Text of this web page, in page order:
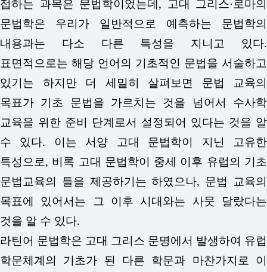
접하는 과목은 문법학이었는데, 고대 그리스·로마의
문법학은 우리가 일반적으로 예측하는 문법학의
내용과는 다소 다른 특성을 지니고 있다.
표면적으로는 해당 언어의 기초적인 문법을 서술하고
있기는 하지만 더 세밀히 살펴보면 문법 교육의
목표가 기초 문법을 가르치는 것을 넘어서 수사학
교육을 위한 준비 단계로서 설정되어 있다는 것을 알
수 있다. 이는 서양 고대 문법학이 지닌 고유한
특성으로, 비록 고대 문법학이 중세 이후 유럽의 기초
문법교육의 틀을 제공하기는 하였으나, 문법 교육의
목표에 있어서는 그 이후 시대와는 사뭇 달랐다는
것을 알 수 있다.
라틴어 문법학은 고대 그리스 문명에서 발생하여 유럽
학문체계의 기초가 된 다른 학문과 마찬가지로 이